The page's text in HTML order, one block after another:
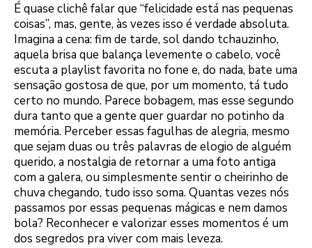
É quase clichê falar que “felicidade está nas pequenas
coisas”, mas, gente, às vezes isso é verdade absoluta.
Imagina a cena: fim de tarde, sol dando tchauzinho,
aquela brisa que balança levemente o cabelo, você
escuta a playlist favorita no fone e, do nada, bate uma
sensação gostosa de que, por um momento, tá tudo
certo no mundo. Parece bobagem, mas esse segundo
dura tanto que a gente quer guardar no potinho da
memória. Perceber essas fagulhas de alegria, mesmo
que sejam duas ou três palavras de elogio de alguém
querido, a nostalgia de retornar a uma foto antiga
com a galera, ou simplesmente sentir o cheirinho de
chuva chegando, tudo isso soma. Quantas vezes nós
passamos por essas pequenas mágicas e nem damos
bola? Reconhecer e valorizar esses momentos é um
dos segredos pra viver com mais leveza.